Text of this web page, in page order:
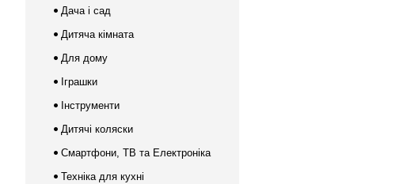
Дача і сад
Дитяча кімната
Для дому
Іграшки
Інструменти
Дитячі коляски
Смартфони, ТВ та Електроніка
Техніка для кухні